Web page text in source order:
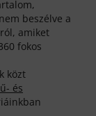
beszélve a
amiket
fokos
közt
és